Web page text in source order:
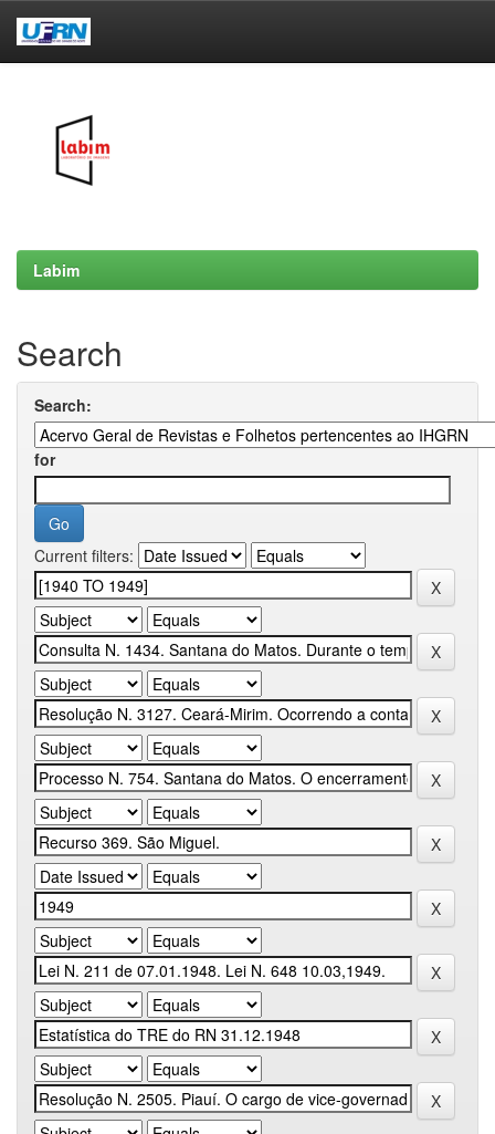
Labim
Search
Search:
for
Current filters: